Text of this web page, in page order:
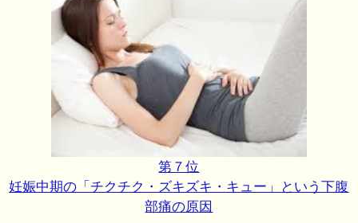
第７位
妊娠中期の「チクチク・ズキズキ・キュー」という下腹
部痛の原因